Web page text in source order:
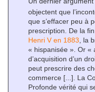
objectent que
que s’effacer peu à
prescription. De la
Henri V en 1883 , la
« hispanisée ». Or «
d’acquisition d’un
peut prescrire des
commerce [...]. La
Profonde vérité qui